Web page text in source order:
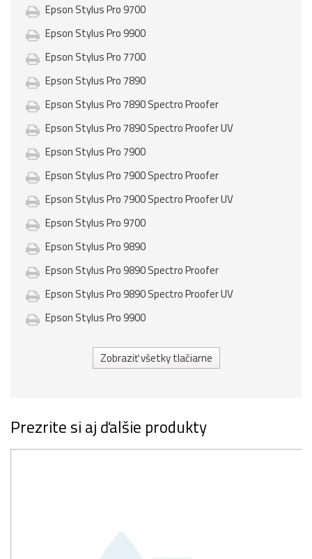
Epson Stylus Pro 9700
Epson Stylus Pro 9900
Epson Stylus Pro 7700
Epson Stylus Pro 7890
Epson Stylus Pro 7890 Spectro Proofer
Epson Stylus Pro 7890 Spectro Proofer UV
Epson Stylus Pro 7900
Epson Stylus Pro 7900 Spectro Proofer
Epson Stylus Pro 7900 Spectro Proofer UV
Epson Stylus Pro 9700
Epson Stylus Pro 9890
Epson Stylus Pro 9890 Spectro Proofer
Epson Stylus Pro 9890 Spectro Proofer UV
Epson Stylus Pro 9900
Zobraziť všetky tlačiarne
Prezrite si aj ďalšie produkty